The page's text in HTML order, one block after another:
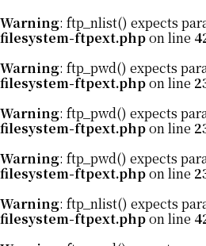
Warning: ftp_nlist() expects
filesystem-ftpext.phpon line
Warning: ftp_pwd() expects
filesystem-ftpext.phpon line
Warning: ftp_pwd() expects
filesystem-ftpext.phpon line
Warning: ftp_pwd() expects
filesystem-ftpext.phpon line
Warning: ftp_nlist() expects
filesystem-ftpext.phpon line